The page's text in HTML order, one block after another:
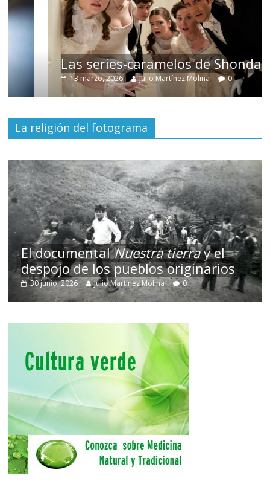
Las series-caramelos de Shondaland
13 marzo, 2026 Julio Martínez Molina 0
La religión del fotograma
El documentalNuestra tierray el
despojo de los pueblos originarios
30 junio, 2026 Julio Martínez Molina 0